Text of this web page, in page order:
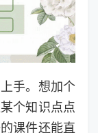
手。想加个
个知识点点
课件还能直